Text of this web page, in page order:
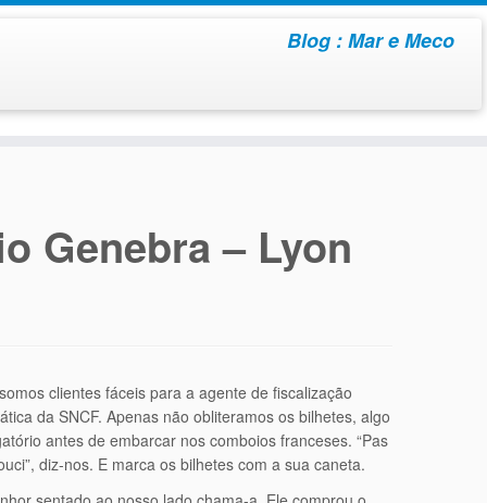
Blog : Mar e Meco
Genebra – Lyon
clientes fáceis para a agente de fiscalização
da SNCF. Apenas não obliteramos os bilhetes, algo
antes de embarcar nos comboios franceses. “Pas
diz-nos. E marca os bilhetes com a sua caneta.